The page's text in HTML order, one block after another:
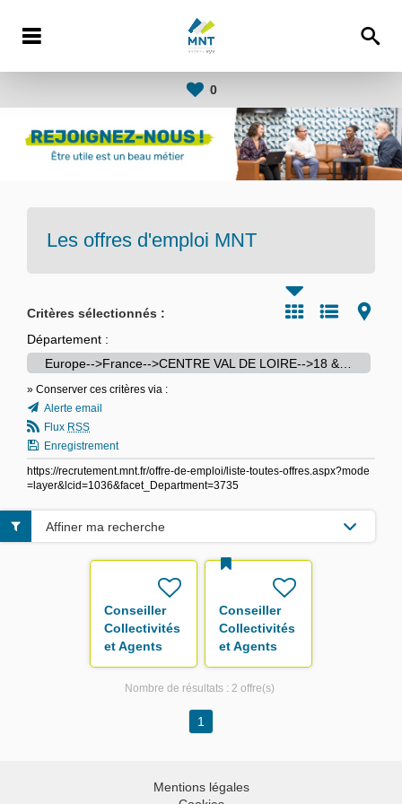
0
Les offres d'emploi MNT
Critères sélectionnés :
Département :
» Conserver ces critères via :
Alerte email
Flux RSS
Enregistrement
https://recrutement.mnt.fr/offre-de-emploi/liste-toutes-offres.aspx?mode
=layer&lcid=1036&facet_Department=3735
Conseiller
Collectivités
et Agents
F/H
Conseiller
Collectivités
et Agents
F/H
Affiner ma recherche
Nombre de résultats : 2 offre(s)
1
Mentions légales